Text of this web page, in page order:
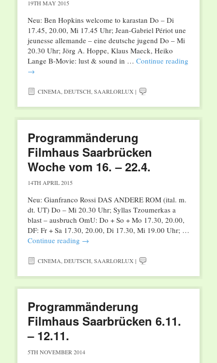
19TH MAY 2015
Neu: Ben Hopkins welcome to karastan Do – Di
17.45, 20.00, Mi 17.45 Uhr; Jean-Gabriel Périot une
jeunesse allemande – eine deutsche jugend Do – Mi
20.30 Uhr; Jörg A. Hoppe, Klaus Maeck, Heiko
Lange B-Movie: lust & sound in … Continue reading
→
CINEMA DEUTSCH SAARLORLUX |
Programmänderung
Filmhaus Saarbrücken
Woche vom 16. – 22.4.
14TH APRIL 2015
Neu: Gianfranco Rossi DAS ANDERE ROM (ital. m.
dt. UT) Do – Mi 20.30 Uhr; Syllas Tzoumerkas a
blast – ausbruch OmU: Do + So + Mo 17.30, 20.00,
DF: Fr + Sa 17.30, 20.00, Di 17.30, Mi 19.00 Uhr; …
Continue reading →
CINEMA DEUTSCH SAARLORLUX |
Programmänderung
Filmhaus Saarbrücken 6.11.
– 12.11.
5TH NOVEMBER 2014